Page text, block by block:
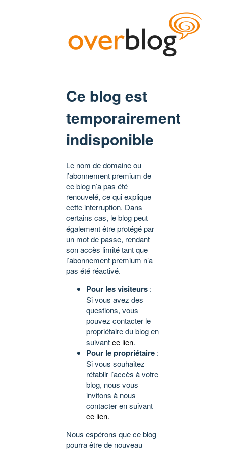
Ce blog est
temporairement
indisponible
Le nom de domaine ou
l’abonnement premium de
ce blog n’a pas été
renouvelé, ce qui explique
cette interruption. Dans
certains cas, le blog peut
également être protégé par
un mot de passe, rendant
son accès limité tant que
l’abonnement premium n’a
pas été réactivé.
Pour les visiteurs :
Si vous avez des
questions, vous
pouvez contacter le
propriétaire du blog en
suivantce lien.
Pour le propriétaire :
Si vous souhaitez
rétablir l’accès à votre
blog, nous vous
invitons à nous
contacter en suivant
ce lien.
Nous espérons que ce blog
pourra être de nouveau